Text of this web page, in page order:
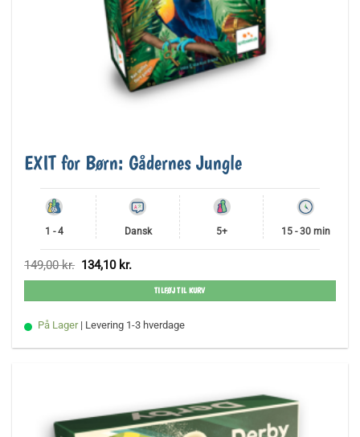
EXIT for Børn: Gådernes Jungle
1 - 4 Dansk 5+ 15 - 30 min
149,00kr. Den
oprindelige
pris
149,00 kr..
134,10 kr.
aktuelle
pris
134,10 kr..
TILFØJ TIL KURV
På Lager | Levering 1-3 hverdage